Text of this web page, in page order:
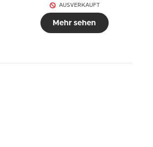
AUSVERKAUFT
Mehr sehen